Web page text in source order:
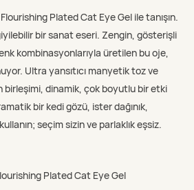
Plated Cat Eye Gel ile tanışın.
bir sanat eseri. Zengin, gösterişli
kombinasyonlarıyla üretilen bu oje,
Ultra yansıtıcı manyetik toz ve
dinamik, çok boyutlu bir etki
bir kedi gözü, ister dağınık,
seçim sizin ve parlaklık eşsiz.
Plated Cat Eye Gel